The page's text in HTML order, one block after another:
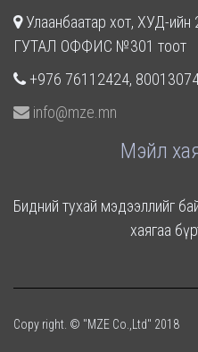
Улаанбаатар хот, ХУД-ийн 2-
ГУТАЛ ОФФИС №301 тоот
+976 76112424,
info@mze.mn
Мэйл хаяг
Бидний тухай мэдээллийг
хаягаа
Copy right. © "MZE Co.,Ltd" 2018